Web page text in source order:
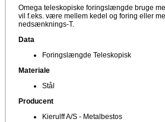
Omega teleskopiske foringslængde bruge
vil f.eks. være mellem kedel og foring eller
nedsænknings-T.
Data
Foringslængde Teleskopisk
Materiale
Stål
Producent
Kierulff A/S - Metalbestos